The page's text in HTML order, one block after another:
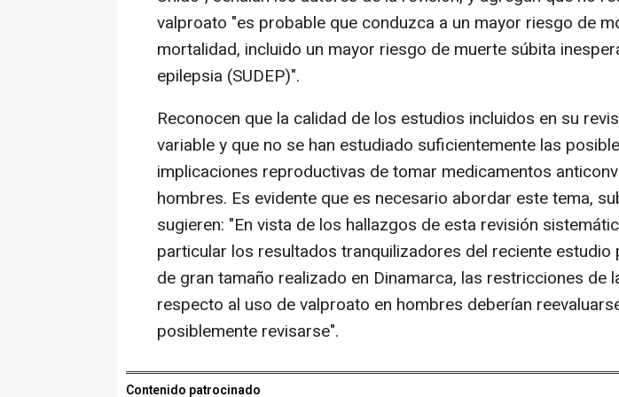
valproato "es probable que conduzca a un mayor riesgo de
mortalidad, incluido un mayor riesgo de muerte súbita
epilepsia (SUDEP)".
Reconocen que la calidad de los estudios incluidos en su
variable y que no se han estudiado suficientemente las
implicaciones reproductivas de tomar medicamentos
hombres. Es evidente que es necesario abordar este tema,
sugieren: "En vista de los hallazgos de esta revisión
particular los resultados tranquilizadores del reciente estudio
de gran tamaño realizado en Dinamarca, las restricciones de
respecto al uso de valproato en hombres deberían
posiblemente revisarse".
Contenido patrocinado